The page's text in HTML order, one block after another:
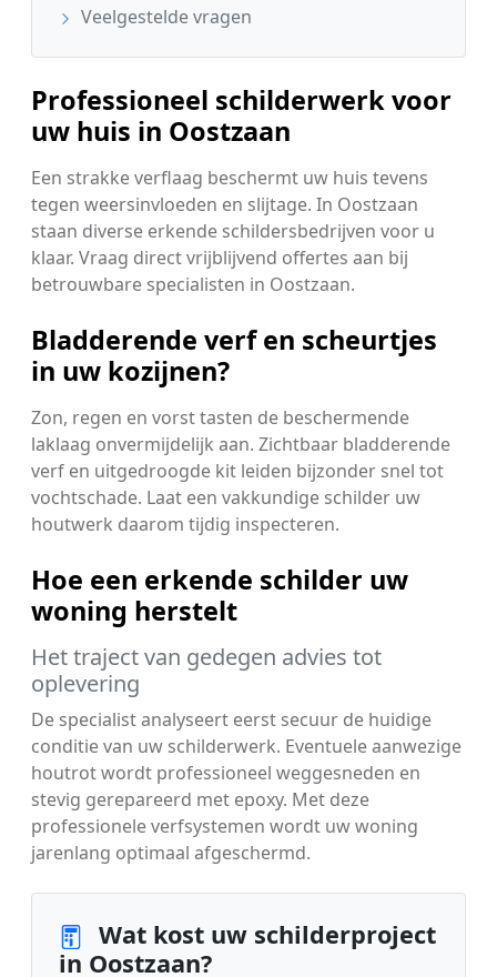
Veelgestelde vragen
Professioneel schilderwerk voor
uw huis in Oostzaan
Een strakke verflaag beschermt uw huis tevens
tegen weersinvloeden en slijtage. In Oostzaan
staan diverse erkende schildersbedrijven voor u
klaar. Vraag direct vrijblijvend offertes aan bij
betrouwbare specialisten in Oostzaan.
Bladderende verf en scheurtjes
in uw kozijnen?
Zon, regen en vorst tasten de beschermende
laklaag onvermijdelijk aan. Zichtbaar bladderende
verf en uitgedroogde kit leiden bijzonder snel tot
vochtschade. Laat een vakkundige schilder uw
houtwerk daarom tijdig inspecteren.
Hoe een erkende schilder uw
woning herstelt
Het traject van gedegen advies tot
oplevering
De specialist analyseert eerst secuur de huidige
conditie van uw schilderwerk. Eventuele aanwezige
houtrot wordt professioneel weggesneden en
stevig gerepareerd met epoxy. Met deze
professionele verfsystemen wordt uw woning
jarenlang optimaal afgeschermd.
Wat kost uw schilderproject
in Oostzaan?